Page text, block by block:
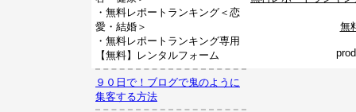
・無料レポートランキング＜恋
愛・結婚＞
・無料レポートランキング専用
【無料】レンタルフォーム
９０日で！ブログで鬼のように
集客する方法
無